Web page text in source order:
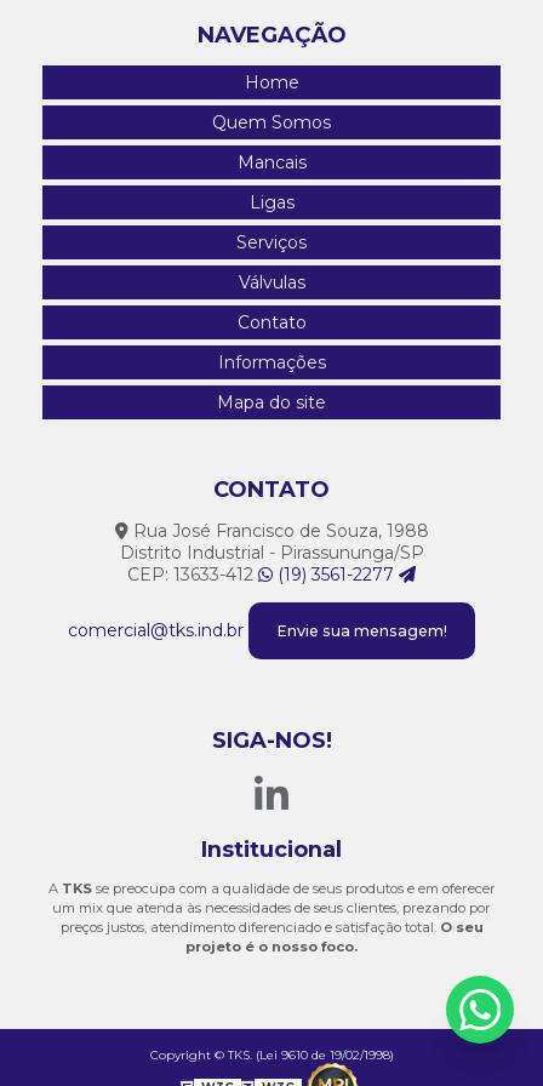
Válvulas Esfera Para Troca De Calor
NAVEGAÇÃO
Home
Quem Somos
Mancais
Ligas
Serviços
Válvulas
Contato
Informações
Mapa do site
CONTATO
Rua José Francisco de Souza, 1988
Distrito Industrial - Pirassununga/SP
CEP: 13633-412
(19) 3561-2277
comercial@tks.ind.br Envie sua mensagem!
SIGA-NOS!
Institucional
A TKSse preocupa com a qualidade de seus produtos e em oferecer
um mix que atenda às necessidades de seus clientes, prezando por
preços justos, atendimento diferenciado e satisfação total. O seu
projeto é o nosso foco.
Copyright © TKS. (Lei 9610 de 19/02/1998)